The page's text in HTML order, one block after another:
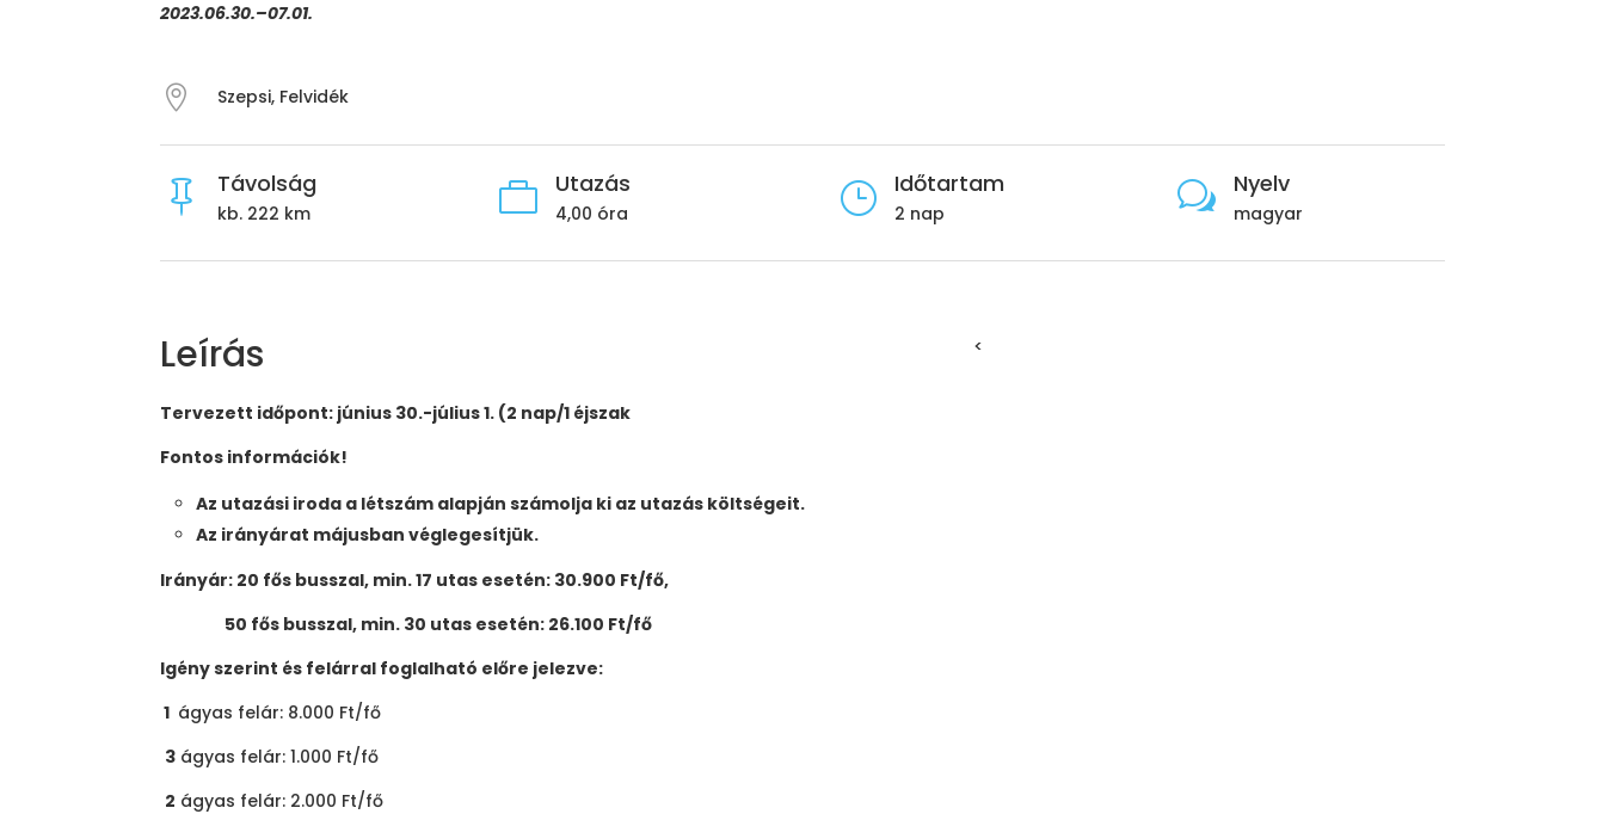
2023.06.30.–07.01.
 Szepsi, Felvidék
 Távolság
kb. 222 km  Utazás
4,00 óra } Időtartam
2 nap w Nyelv
magyar
Leírás
Tervezett időpont: június 30.-július 1. (2 nap/1 éjszak
Fontos információk!
Az utazási iroda a létszám alapján számolja ki az utazás költségeit.
Az irányárat májusban véglegesítjük.
Irányár: 20 fős busszal, min. 17 utas esetén: 30.900 Ft/fő,
50 fős busszal, min. 30 utas esetén: 26.100 Ft/fő
Igény szerint és felárral foglalható előre jelezve:
1 ágyas felár: 8.000 Ft/fő
3 ágyas felár: 1.000 Ft/fő
2 ágyas felár: 2.000 Ft/fő
<